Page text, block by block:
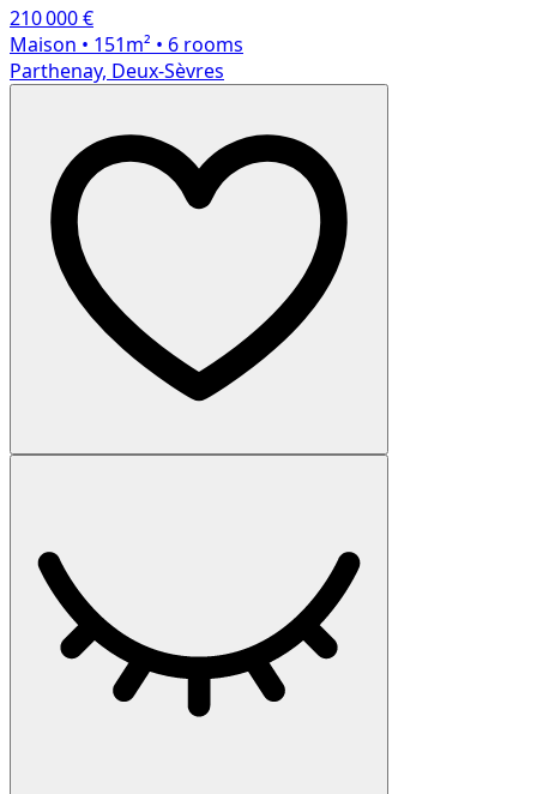
210 000 €
Maison • 151m² • 6 rooms
Parthenay, Deux-Sèvres